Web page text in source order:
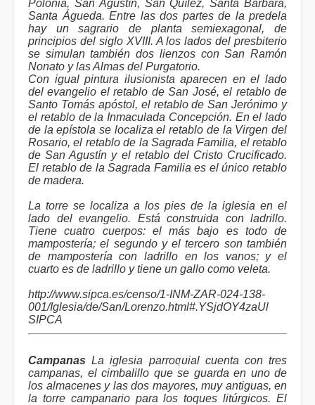
Polonia, San Agustín, San Quílez, Santa Bárbara,
Santa Águeda. Entre las dos partes de la predela
hay un sagrario de planta semiexagonal, de
principios del siglo XVIII. A los lados del presbiterio
se simulan también dos lienzos con San Ramón
Nonato y las Almas del Purgatorio.
Con igual pintura ilusionista aparecen en el lado
del evangelio el retablo de San José, el retablo de
Santo Tomás apóstol, el retablo de San Jerónimo y
el retablo de la Inmaculada Concepción. En el lado
de la epístola se localiza el retablo de la Virgen del
Rosario, el retablo de la Sagrada Familia, el retablo
de San Agustín y el retablo del Cristo Crucificado.
El retablo de la Sagrada Familia es el único retablo
de madera.
La torre se localiza a los pies de la iglesia en el
lado del evangelio. Está construida con ladrillo.
Tiene cuatro cuerpos: el más bajo es todo de
mampostería; el segundo y el tercero son también
de mampostería con ladrillo en los vanos; y el
cuarto es de ladrillo y tiene un gallo como veleta.
http://www.sipca.es/censo/1-INM-ZAR-024-138-
001/Iglesia/de/San/Lorenzo.html#.YSjdOY4zaUl
SIPCA
Campanas La iglesia parroquial cuenta con tres
campanas, el cimbalillo que se guarda en uno de
los almacenes y las dos mayores, muy antiguas, en
la torre campanario para los toques litúrgicos. El